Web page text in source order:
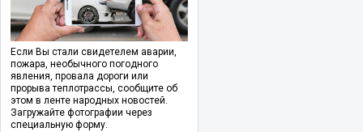
Если Вы стали свидетелем аварии,
пожара, необычного погодного
явления, провала дороги или
прорыва теплотрассы, сообщите об
этом в ленте народных новостей.
Загружайте фотографии через
специальную форму.